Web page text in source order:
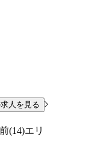
人を見る
(14)エリ